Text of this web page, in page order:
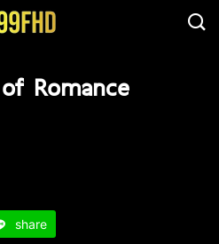
Romance
share